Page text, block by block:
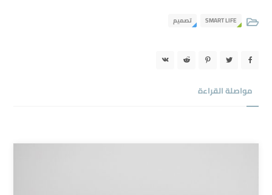
SMART LIFE تصميم
مواصلة القراءة